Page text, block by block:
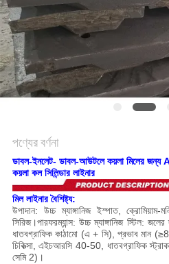
ম্যাপ
গোপনীয়তা
নীতি
পণ্যের বর্ণনা
ডাবল-ইনলেট- ডাবল-আউটলে কয়লা মিলের
কয়লা কল সিলিন্ডার লাইনার
মিল লাইনার বৈশিষ্ট্য:
উপাদান: উচ্চ ম্যাঙ্গানিজ ইস্পাত, ক্রোমিয়াম-
সিরিজ।পারফরম্যান্স: উচ্চ ম্যাঙ্গানিজ স্টিল:
ধাতবগ্রাফিক কাঠামো (এ + সি), প্রভাব মান
চিকিত্সা, এইচআরসি 40-50, ধাতবগ্রাফিক
সেমি 2)।